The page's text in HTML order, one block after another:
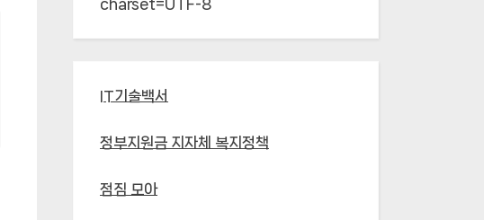
charset=UTF-8`
IT기술백서
정부지원금 지자체 복지정책
점짐 모아